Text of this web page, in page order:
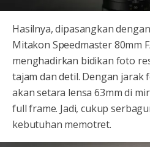
Hasilnya, dipasangkan
Mitakon Speedmaster 80mm
menghadirkan bidikan foto
tajam dan detil. Dengan jarak
akan setara lensa 63mm di
full frame. Jadi, cukup
kebutuhan memotret.